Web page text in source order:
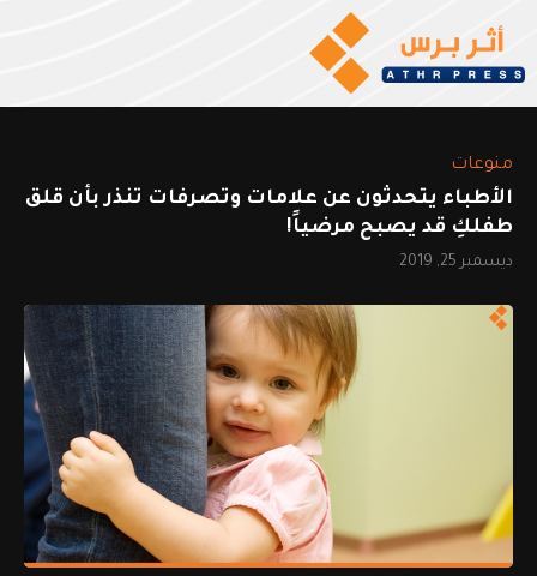
منوعات
الأطباء يتحدثون عن علامات وتصرفات تنذر بأن قلق
طفلكِ قد يصبح مرضياً!
ديسمبر 25, 2019